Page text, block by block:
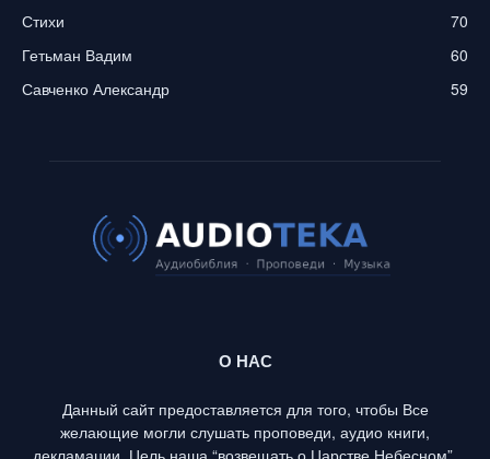
Стихи
70
Гетьман Вадим
60
Савченко Александр
59
О НАС
Данный сайт предоставляется для того, чтобы Все
желающие могли слушать проповеди, аудио книги,
декламации. Цель наша “возвещать о Царстве Небесном”,